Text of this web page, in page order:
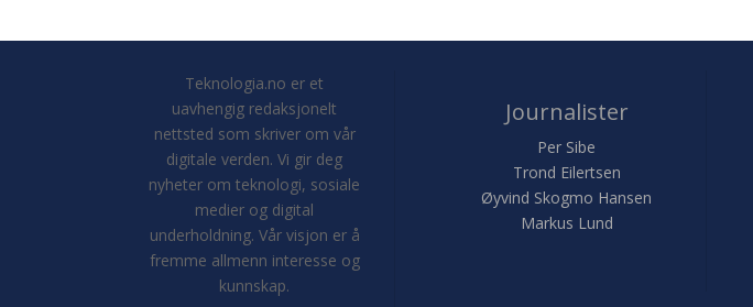
Teknologia.no er et
uavhengig redaksjonelt
nettsted som skriver om vår
digitale verden. Vi gir deg
nyheter om teknologi, sosiale
medier og digital
underholdning. Vår visjon er å
fremme allmenn interesse og
kunnskap.
Journalister
Per Sibe
Trond Eilertsen
Øyvind Skogmo Hansen
Markus Lund